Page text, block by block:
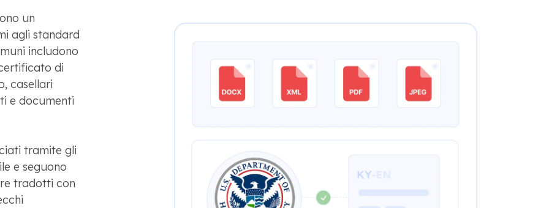
un
agli standard
includono
di
casellari
e documenti
tramite gli
e seguono
tradotti con